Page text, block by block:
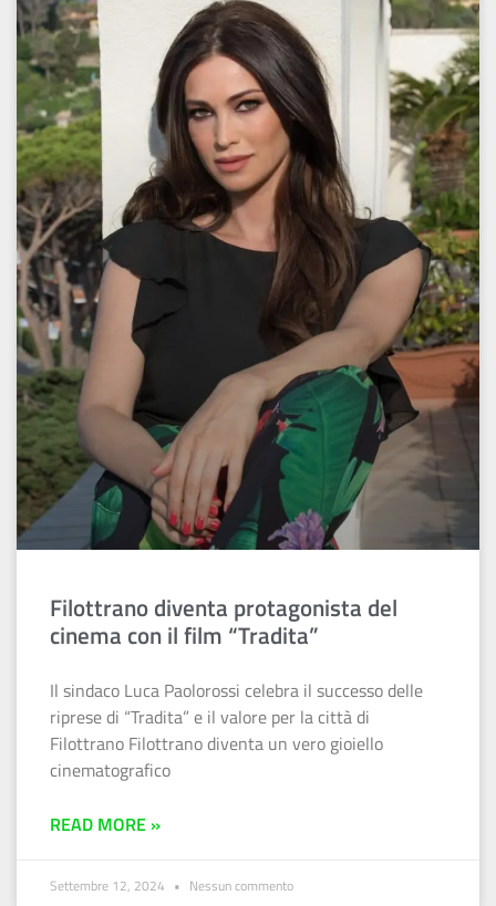
Filottrano diventa protagonista del
cinema con il film “Tradita”
Il sindaco Luca Paolorossi celebra il successo delle
riprese di “Tradita” e il valore per la città di
Filottrano Filottrano diventa un vero gioiello
cinematografico
READ MORE »
Settembre 12, 2024 Nessun commento